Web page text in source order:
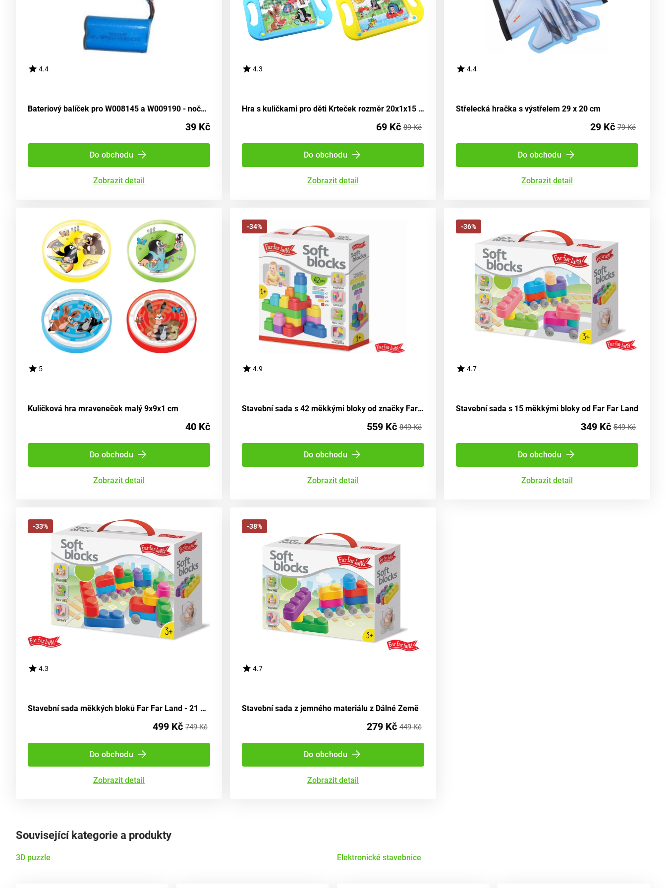
4.4
Bateriový balíček pro W008145 a W009190 - noční průzkumník
39 Kč
Do obchodu
Zobrazit detail
4.3
Hra s kuličkami pro děti Krteček rozměr 20x1x15 cm
69 Kč 89 Kč
Do obchodu
Zobrazit detail
4.4
Střelecká hračka s výstřelem 29 x 20 cm
29 Kč 79 Kč
Do obchodu
Zobrazit detail
5
Kuličková hra mraveneček malý 9x9x1 cm
40 Kč
Do obchodu
Zobrazit detail
-34%
4.9
Stavební sada s 42 měkkými bloky od značky Far Far Land
559 Kč 849 Kč
Do obchodu
Zobrazit detail
-36%
4.7
Stavební sada s 15 měkkými bloky od Far Far Land
349 Kč 549 Kč
Do obchodu
Zobrazit detail
-33%
4.3
Stavební sada měkkých bloků Far Far Land - 21 kousků
499 Kč 749 Kč
Do obchodu
Zobrazit detail
-38%
4.7
Stavební sada z jemného materiálu z Dálné Země
279 Kč 449 Kč
Do obchodu
Zobrazit detail
Související kategorie a produkty
3D puzzle Elektronické stavebnice